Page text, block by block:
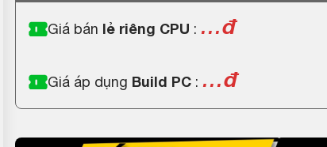
Giá bán lẻ riêng CPU : …đ
Giá áp dụng Build PC : …đ